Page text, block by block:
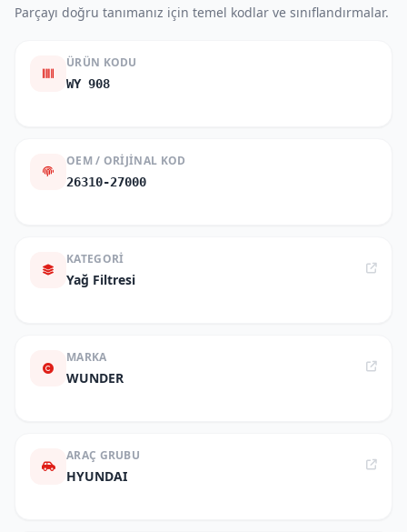
Parçayı doğru tanımanız için temel kodlar ve sınıflandırmalar.
ÜRÜN KODU
WY 908
OEM / ORIJINAL KOD
26310-27000
KATEGORI
Yağ Filtresi
MARKA
WUNDER
ARAÇ GRUBU
HYUNDAI